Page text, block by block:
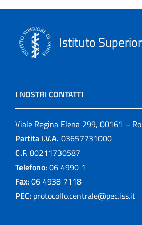
Istituto
I NOSTRI CONTATTI
Viale Regina Elena 299, 00161 –
Partita I.V.A. 03657731000
C.F. 80211730587
Telefono: 06 4990 1
Fax: 06 4938 7118
PEC: protocollo.centrale@pec.iss.it